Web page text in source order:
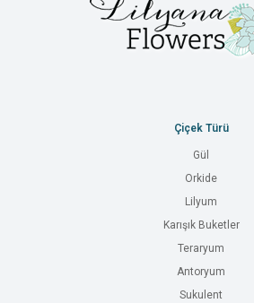
Çiçek Türü
Gül
Orkide
Lilyum
Karışık Buketler
Teraryum
Antoryum
Sukulent